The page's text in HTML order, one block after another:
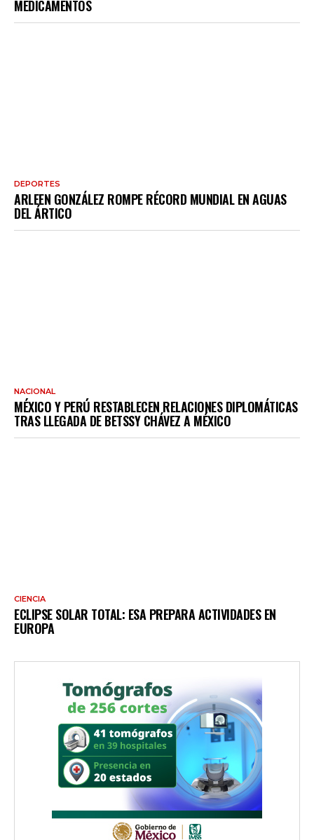
MEDICAMENTOS
DEPORTES
ARLEEN GONZÁLEZ ROMPE RÉCORD MUNDIAL EN AGUAS
DEL ÁRTICO
NACIONAL
MÉXICO Y PERÚ RESTABLECEN RELACIONES DIPLOMÁTICAS
TRAS LLEGADA DE BETSSY CHÁVEZ A MÉXICO
CIENCIA
ECLIPSE SOLAR TOTAL: ESA PREPARA ACTIVIDADES EN
EUROPA